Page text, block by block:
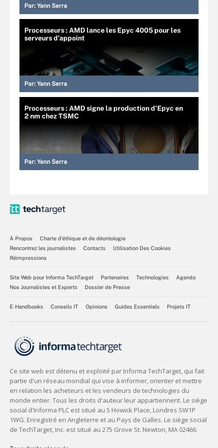
Par: Yann Serra
Processeurs : AMD lance les Epyc 4005 pour les
serveurs d’appoint
Par: Yann Serra
Processeurs : AMD signe la production d’Epyc en
2 nm chez TSMC
Par: Yann Serra
À Propos
Charte d’éthique et de déontologie
Rencontrez les journalistes
Contacts
Utilisation Des Cookies
Réimpressions
Site Web pour Informa TechTarget Partenaires Technologies
Agenda
Nos Journalistes et Experts
Dossier de Presse
E-Handbooks Conseils IT Opinions Guides Essentiels Projets IT